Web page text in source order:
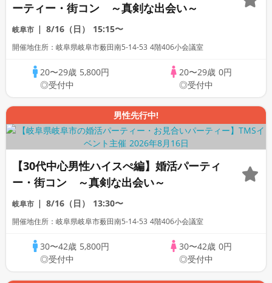
ーティー・街コン ～真剣な出会い～
岐阜市 8/16（日） 15:15〜
開催地住所：岐阜県岐阜市薮田南5-14-53 4階406小会議室
20〜29歳 5,800円
◎受付中
20〜29歳 0円
◎受付中
男性先行中!
【30代中心男性ハイスぺ編】婚活パーティ
ー・街コン ～真剣な出会い～
岐阜市 8/16（日） 13:30〜
開催地住所：岐阜県岐阜市薮田南5-14-53 4階406小会議室
30〜42歳 5,800円
◎受付中
30〜42歳 0円
◎受付中